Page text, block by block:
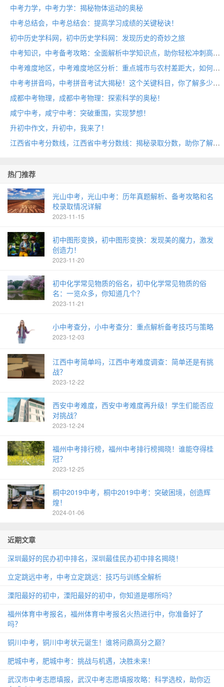
中考力学，中考力学：揭秘物体运动的奥秘
中考总结会，中考总结会：提高学习成绩的关键秘诀！
初中历史学科网，初中历史学科网：发现历史的奇妙之旅
中考知识，中考备考攻略：全面解析中学知识点，助你轻松冲刺高分！
中考难度地区，中考难度地区分析：重点城市与农村差距大，如何缩小教育鸿沟？
中考考拼音吗，中考拼音考试大揭秘！这个关键科目，你了解多少？
成都中考物理，成都中考物理：探索科学的奥秘！
咸宁中考，咸宁中考：突破重围，实现梦想！
升初中作文，升初中，我来了！
江西省中考分数线，江西省中考分数线：揭秘录取分数，助你了解升学趋势
热门推荐
光山中考，光山中考：历年真题解析、备考攻略和名
校录取情况详解
2023-11-15
初中图形变换，初中图形变换：发现美的魔力，激发
创造力！
2023-11-20
初中化学常见物质的俗名，初中化学常见物质的俗
名：一览众多，你知道几个？
2023-11-21
小中考查分，小中考查分：重点解析备考技巧与策略
2023-12-03
江西中考简单吗，江西中考难度调查：简单还是有挑
战？
2023-12-22
西安中考难度，西安中考难度再升级！学生们能否应
对挑战？
2023-12-24
福州中考排行榜，福州中考排行榜揭晓！谁能夺得桂
冠？
2023-12-25
桐中2019中考，桐中2019中考：突破困境，创造辉
煌！
2024-01-06
近期文章
深圳最好的民办初中排名，深圳最佳民办初中排名揭晓！
立定跳远中考，中考立定跳远：技巧与训练全解析
溧阳最好的初中，溧阳最好的初中，你知道是哪所吗？
福州体育中考报名，福州体育中考报名火热进行中，你准备好了
吗？
铜川中考，铜川中考状元诞生！谁将问鼎高分之巅？
肥城中考，肥城中考：挑战与机遇，决胜未来！
武汉市中考志愿填报，武汉中考志愿填报攻略：科学选校，助你迈